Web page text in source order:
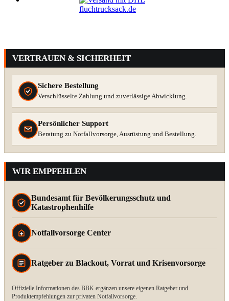
VERTRAUEN & SICHERHEIT
Sichere Bestellung
Verschlüsselte Zahlung und zuverlässige Abwicklung.
Persönlicher Support
Beratung zu Notfallvorsorge, Ausrüstung und Bestellung.
WIR EMPFEHLEN
Bundesamt für Bevölkerungsschutz und
Katastrophenhilfe
Notfallvorsorge Center
Ratgeber zu Blackout, Vorrat und Krisenvorsorge
Offizielle Informationen des BBK ergänzen unsere eigenen Ratgeber und
Produktempfehlungen zur privaten Notfallvorsorge.